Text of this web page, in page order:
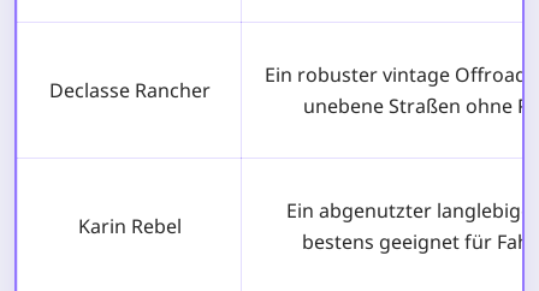
Declasse Rancher
Ein robuster vintage Offroad-
unebene Straßen ohne
Karin Rebel
Ein abgenutzter
bestens geeignet für